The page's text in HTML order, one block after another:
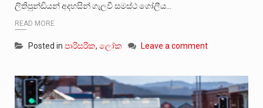
ලිතිපුන්ඩියන් අදහසින් ගැලවී සමස්ථ ගෝලීය…
READ MORE
Posted in පාරිසරික, ලෝක Leave a comment